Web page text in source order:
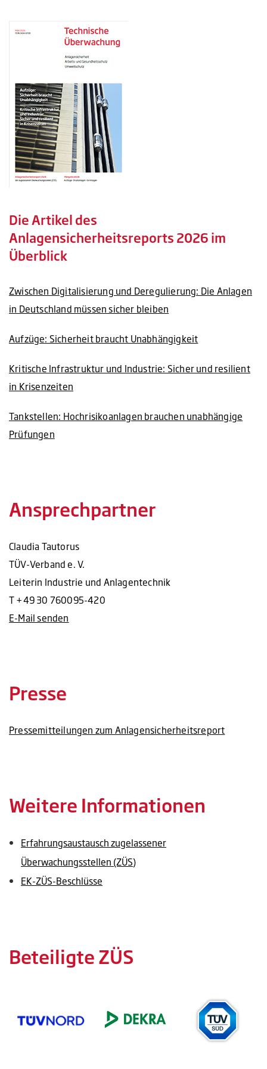
Die Artikel des
Anlagensicherheitsreports 2026 im
Überblick
Zwischen Digitalisierung und Deregulierung: Die Anlagen
in Deutschland müssen sicher bleiben
Aufzüge: Sicherheit braucht Unabhängigkeit
Kritische Infrastruktur und Industrie: Sicher und resilient
in Krisenzeiten
Tankstellen: Hochrisikoanlagen brauchen unabhängige
Prüfungen
Ansprechpartner
Claudia Tautorus
TÜV-Verband e. V.
Leiterin Industrie und Anlagentechnik
T +49 30 760095-420
E-Mail senden
Presse
Pressemitteilungen zum Anlagensicherheitsreport
Weitere Informationen
Erfahrungsaustausch zugelassener
Überwachungsstellen (ZÜS)
EK-ZÜS-Beschlüsse
Beteiligte ZÜS